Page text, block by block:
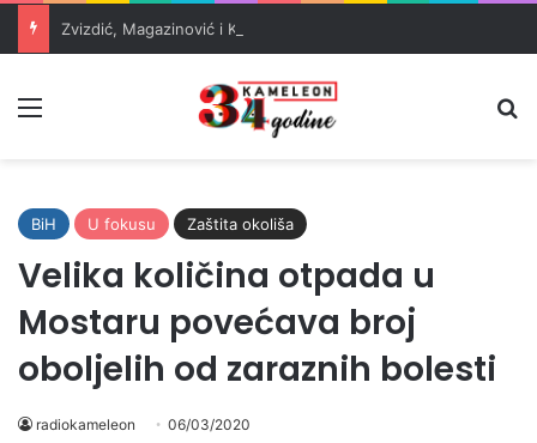
BiH U fokusu Zaštita okoliša
Velika količina otpada u
Mostaru povećava broj
oboljelih od zaraznih bolesti
radiokameleon 06/03/2020